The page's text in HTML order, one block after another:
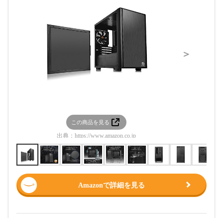
この商品を見る
出典： https://www.amazon.co.jp
＞
Amazonで詳細を見る